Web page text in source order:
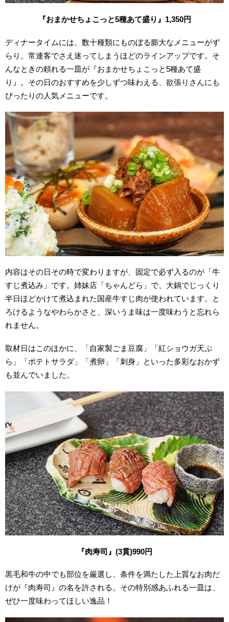
『おまかせちょこっと5種あて盛り』1,350円
ディナータイムには、数十種類にものぼる膨大なメニューがず
らり。常連客でさえ迷ってしまうほどのラインアップです。そ
んなときの頼れる一皿が『おまかせちょこっと5種あて盛
り』。その日のおすすめを少しずつ味わえる、欲張りさんにも
ぴったりの人気メニューです。
内容はその日その時で変わりますが、固定で必ず入るのが「牛
すじ煮込み」です。姉妹店「ちゃんどら」で、大鍋でじっくり
半日ほどかけて煮込まれた国産牛すじ肉が使われています。と
ろけるようなやわらかさと、深いうま味は一度味わうと忘れら
れません。
取材日はこのほかに、「自家製ごま豆腐」「紅ショウガ天ぷ
ら」「ポテトサラダ」「煮卵」「刺身」といった多彩なおかず
も並んでいました。
『肉寿司』(3貫)990円
黒毛和牛の中でも部位を厳選し、条件を満たした上質なお肉だ
けが『肉寿司』の名を許される。その特別感あふれる一皿は、
ぜひ一度味わってほしい逸品！